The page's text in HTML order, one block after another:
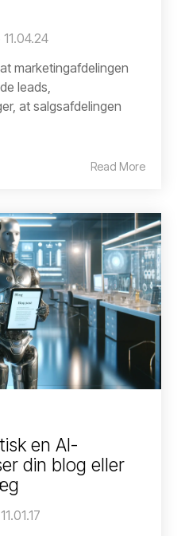
marketingafdelingen
leads,
at salgsafdelingen
Read More
en AI-
din blog eller